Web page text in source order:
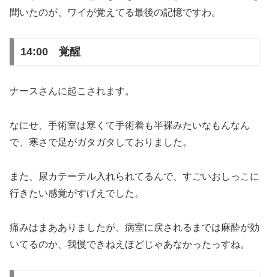
聞いたのが、ワイが覚えてる最後の記憶ですわ。
14:00 覚醒
ナースさんに起こされます。
なにせ、手術室は寒くて手術着も半裸みたいなもんなん
で、寒さで足がガタガタしておりました。
また、尿カテーテル入れられてるんで、すごいおしっこに
行きたい感覚がすげえでした。
痛みはまあありましたが、病室に戻されるまでは麻酔が効
いてるのか、我慢できねえほどじゃあなかったっすね。